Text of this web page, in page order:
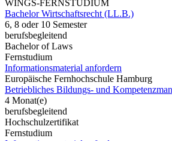
WINGS-FERNSTUDIUM
Bachelor Wirtschaftsrecht (LL.B.)
6, 8 oder 10 Semester
berufsbegleitend
Bachelor of Laws
Fernstudium
Informationsmaterial anfordern
Europäische Fernhochschule Hamburg
Betriebliches Bildungs- und
4 Monat(e)
berufsbegleitend
Hochschulzertifikat
Fernstudium